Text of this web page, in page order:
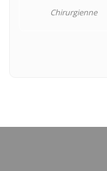
Chirurgienne